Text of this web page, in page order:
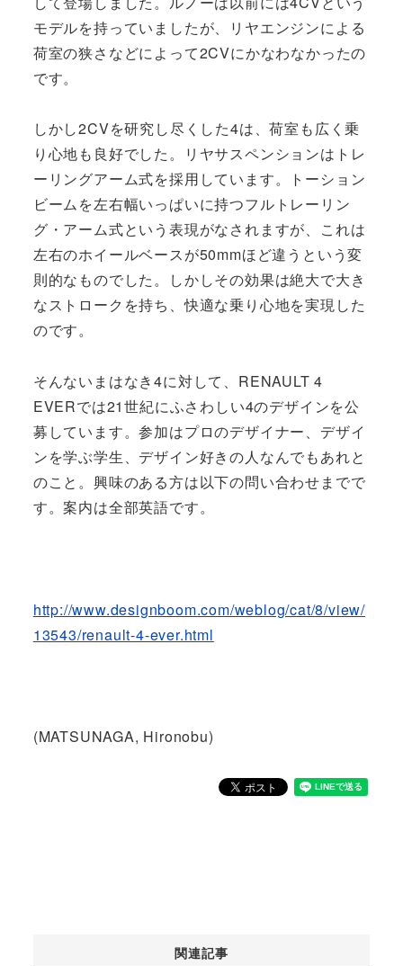
モデルを持っていましたが、リヤエンジンによる
荷室の狭さなどによって2CVにかなわなかったの
です。
しかし2CVを研究し尽くした4は、荷室も広く乗
り心地も良好でした。リヤサスペンションはトレ
ーリングアーム式を採用しています。トーション
ビームを左右幅いっぱいに持つフルトレーリン
グ・アーム式という表現がなされますが、これは
左右のホイールベースが50mmほど違うという変
則的なものでした。しかしその効果は絶大で大き
なストロークを持ち、快適な乗り心地を実現した
のです。
そんないまはなき4に対して、RENAULT 4
EVERでは21世紀にふさわしい4のデザインを公
募しています。参加はプロのデザイナー、デザイ
ンを学ぶ学生、デザイン好きの人なんでもあれと
のこと。興味のある方は以下の問い合わせまでで
す。案内は全部英語です。
http://www.designboom.com/weblog/cat/8/view/
13543/renault-4-ever.html
(MATSUNAGA, Hironobu)
関連記事